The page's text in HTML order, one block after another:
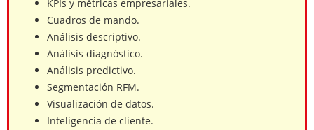
KPIs y métricas empresariales.
Cuadros de mando.
Análisis descriptivo.
Análisis diagnóstico.
Análisis predictivo.
Segmentación RFM.
Visualización de datos.
Inteligencia de cliente.